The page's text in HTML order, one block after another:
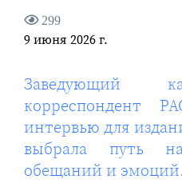
299
9 июня 2026 г.
Заведующий
корреспондент
интервью для
выбрала путь
обещаний и эмоций.